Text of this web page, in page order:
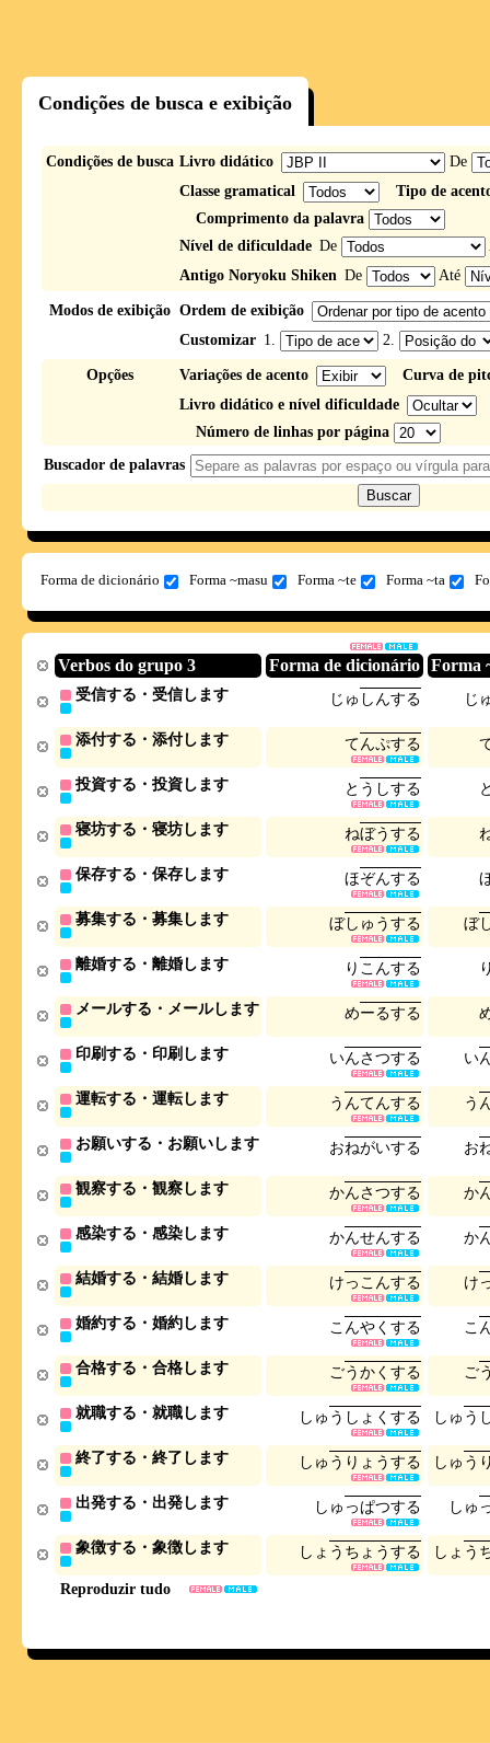
Condições de busca e exibição
Condições de busca Livro didático
De
Classe gramatical
Tipo de
Comprimento da palavra
Nível de dificuldade De
Antigo Noryoku Shiken De Até
Modos de exibição Ordem de exibição
Customizar 1. 2.
Opções Variações de acento
Curva de
Livro didático e nível dificuldade
Número de linhas por página
Buscador de palavras
Forma de dicionário Forma ~masu Forma ~te Forma ~ta
Verbos do grupo 3 Forma de dicionário Forma
Reproduzir tudo
受信する・受信します じ ゅ し んする じ
添付する・添付します てんぷする
投資する・投資します と う しする
寝坊する・寝坊します ねぼうする
保存する・保存します ほぞんする
募集する・募集します ぼし ゅ うする ぼ
離婚する・離婚します り こ んする
メールする・メールします めーるする
印刷する・印刷します いんさつする い
運転する・運転します う んてんする う
お願いする・お願いします おねがいする お
観察する・観察します かんさつする か
感染する・感染します かんせんする か
結婚する・結婚します けっ こ んする け
婚約する・婚約します こ んやく する こ
合格する・合格します ごうかく する ご
就職する・就職します し ゅ う し ょ く する し ゅ う
終了する・終了します し ゅ う り ょ うする し ゅ う
出発する・出発します し ゅ っぱつする し ゅ
象徴する・象徴します し ょ う ち ょ うする し ょ う